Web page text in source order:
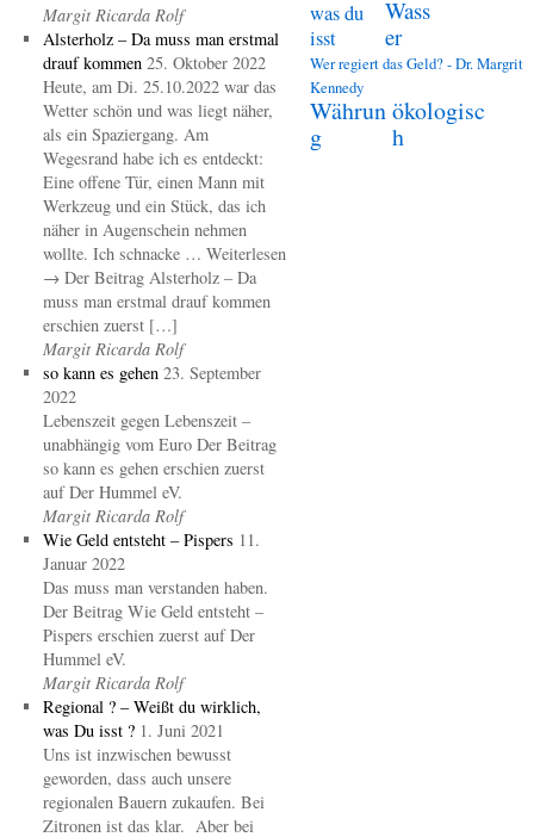
Margit Ricarda Rolf
Alsterholz – Da muss man erstmal
drauf kommen 25. Oktober 2022
Heute, am Di. 25.10.2022 war das
Wetter schön und was liegt näher,
als ein Spaziergang. Am
Wegesrand habe ich es entdeckt:
Eine offene Tür, einen Mann mit
Werkzeug und ein Stück, das ich
näher in Augenschein nehmen
wollte. Ich schnacke … Weiterlesen
→ Der Beitrag Alsterholz – Da
muss man erstmal drauf kommen
erschien zuerst […]
Margit Ricarda Rolf
so kann es gehen 23. September
2022
Lebenszeit gegen Lebenszeit –
unabhängig vom Euro Der Beitrag
so kann es gehen erschien zuerst
auf Der Hummel eV.
Margit Ricarda Rolf
Wie Geld entsteht – Pispers 11.
Januar 2022
Das muss man verstanden haben.
Der Beitrag Wie Geld entsteht –
Pispers erschien zuerst auf Der
Hummel eV.
Margit Ricarda Rolf
Regional ? – Weißt du wirklich,
was Du isst ? 1. Juni 2021
Uns ist inzwischen bewusst
geworden, dass auch unsere
regionalen Bauern zukaufen. Bei
Zitronen ist das klar. Aber bei
was du
isst
Wass
er
Wer regiert das Geld? - Dr. Margrit
Kennedy
Währun
g
ökologisc
h